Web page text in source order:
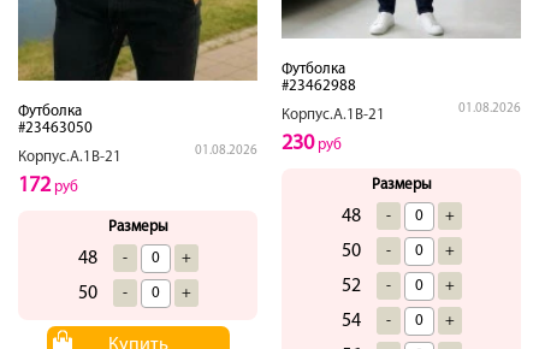
Футболка
#23463050
Корпус.А.1В-21
01.08.2026
172руб
Размеры
48 - +
50 - +
Футболка
#23462988
Корпус.А.1В-21
01.08.2026
230руб
Размеры
48 - +
50 - +
52 - +
54 - +